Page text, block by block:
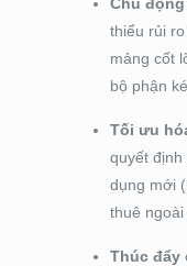
thiểu rủi
mảng cốt
bộ phận
Tối ưu
quyết định
dụng mới
thuê ngoài
Thúc đẩy